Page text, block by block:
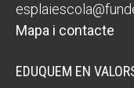
Mapa i contacte
EDUQUEM EN